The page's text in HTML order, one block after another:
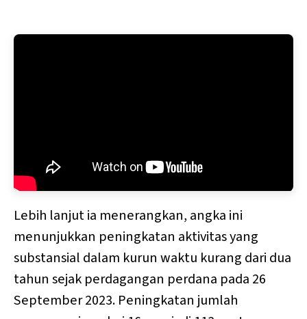
Lebih lanjut ia menerangkan, angka ini
menunjukkan peningkatan aktivitas yang
substansial dalam kurun waktu kurang dari dua
tahun sejak perdagangan perdana pada 26
September 2023. Peningkatan jumlah